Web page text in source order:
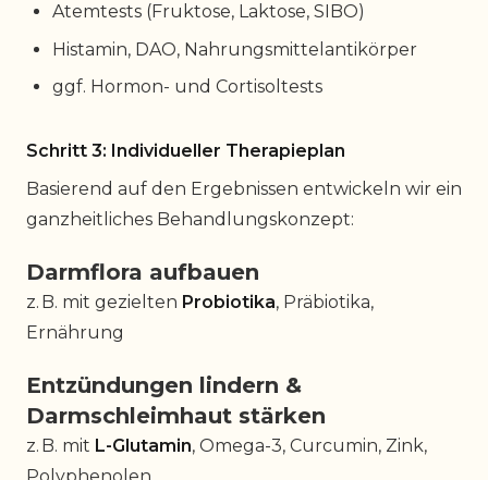
Atemtests (Fruktose, Laktose, SIBO)
Histamin, DAO, Nahrungsmittelantikörper
ggf. Hormon- und Cortisoltests
Schritt 3: Individueller Therapieplan
Basierend auf den Ergebnissen entwickeln wir ein
ganzheitliches Behandlungskonzept:
Darmflora aufbauen
z. B. mit gezielten Probiotika, Präbiotika,
Ernährung
Entzündungen lindern &
Darmschleimhaut stärken
z. B. mit L-Glutamin, Omega-3, Curcumin, Zink,
Polyphenolen